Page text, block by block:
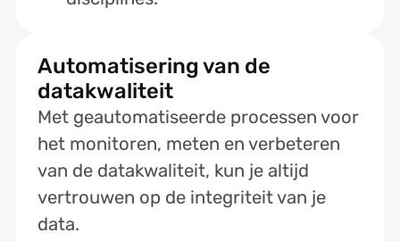
Automatisering van de
datakwaliteit
Met geautomatiseerde processen voor
het monitoren, meten en verbeteren
van de datakwaliteit, kun je altijd
vertrouwen op de integriteit van je
data.